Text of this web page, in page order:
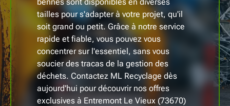
tailles pour s'adapter à votre projet, qu'il
soit grand ou petit. Grâce à notre service
rapide et fiable, vous pouvez vous
concentrer sur l'essentiel, sans vous
soucier des tracas de la gestion des
déchets. Contactez ML Recyclage dès
aujourd'hui pour découvrir nos offres
exclusives à Entremont Le Vieux (73670)